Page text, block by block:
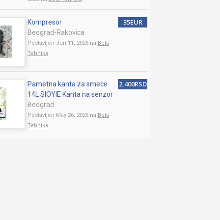
Kompresor
Beograd-Rakovica
Postavljen Jun 11, 2026 na Bela
Tehnika
35EUR
Pametna kanta za smece
14L SIOYIE Kanta na senzor
Beograd
Postavljen May 26, 2026 na Bela
Tehnika
2,400RSD